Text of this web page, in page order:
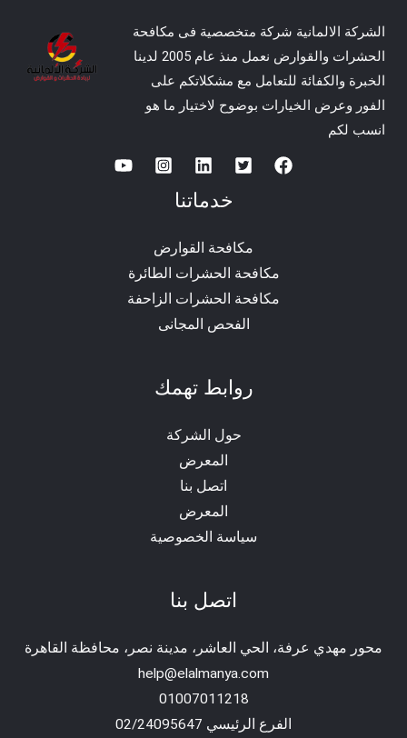
الشركة الالمانية شركة متخصصية فى مكافحة
الحشرات والقوارض نعمل منذ عام 2005 لدينا
الخبرة والكفائة للتعامل مع مشكلاتكم على
الفور وعرض الخيارات بوضوح لاختيار ما هو
انسب لكم
خدماتنا
مكافحة القوارض
مكافحة الحشرات الطائرة
مكافحة الحشرات الزاحفة
الفحص المجانى
روابط تهمك
حول الشركة
المعرض
اتصل بنا
المعرض
سياسة الخصوصية
اتصل بنا
محور مهدي عرفة، الحي العاشر، مدينة نصر، محافظة القاهرة‬
help@elalmanya.com
01007011218
الفرع الرئيسي 02/24095647